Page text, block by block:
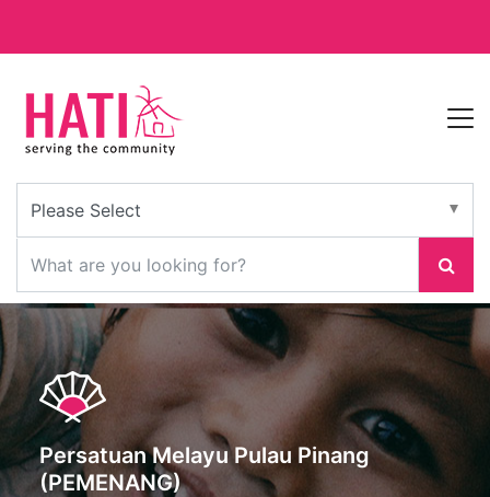
Persatuan Melayu Pulau Pinang
(PEMENANG)